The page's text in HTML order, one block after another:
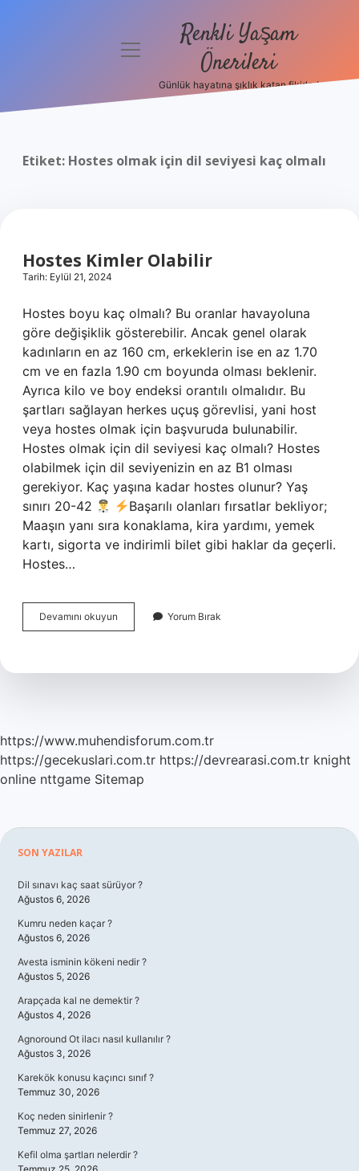
Politikası
menüyü
Renkli Yaşam
Önerileri
Günlük hayatına şıklık katan fikirler!
Etiket: Hostes olmak için dil seviyesi kaç olmalı
Hostes Kimler Olabilir
Tarih: Eylül 21, 2024
Hostes boyu kaç olmalı? Bu oranlar havayoluna
göre değişiklik gösterebilir. Ancak genel olarak
kadınların en az 160 cm, erkeklerin ise en az 1.70
cm ve en fazla 1.90 cm boyunda olması beklenir.
Ayrıca kilo ve boy endeksi orantılı olmalıdır. Bu
şartları sağlayan herkes uçuş görevlisi, yani host
veya hostes olmak için başvuruda bulunabilir.
Hostes olmak için dil seviyesi kaç olmalı? Hostes
olabilmek için dil seviyenizin en az B1 olması
gerekiyor. Kaç yaşına kadar hostes olunur? Yaş
sınırı 20-42
Başarılı olanları fırsatlar bekliyor;
Maaşın yanı sıra konaklama, kira yardımı, yemek
kartı, sigorta ve indirimli bilet gibi haklar da geçerli.
Hostes…
Devamını okuyun
Kimler
Yorum Bırak
https://www.muhendisforum.com.tr
https://gecekuslari.com.tr https://devrearasi.com.tr knight
online nttgame Sitemap
Sidebar
SON YAZILAR
Dil sınavı kaç saat sürüyor ?
Ağustos 6, 2026
Kumru neden kaçar ?
Ağustos 6, 2026
Avesta isminin kökeni nedir ?
Ağustos 5, 2026
Arapçada kal ne demektir ?
Ağustos 4, 2026
Agnoround Ot ilacı nasıl kullanılır ?
Ağustos 3, 2026
Karekök konusu kaçıncı sınıf ?
Temmuz 30, 2026
Koç neden sinirlenir ?
Temmuz 27, 2026
Kefil olma şartları nelerdir ?